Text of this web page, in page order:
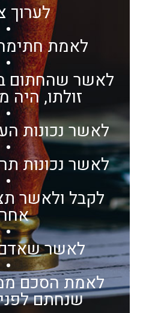
לערוך
•
לאמת
•
לאשר שהחתום
זולתו, היה
•
לאשר נכונות
•
לאשר נכונות
•
לקבל ולאשר
•
לאשר
•
לאמת הסכם
שנחתם